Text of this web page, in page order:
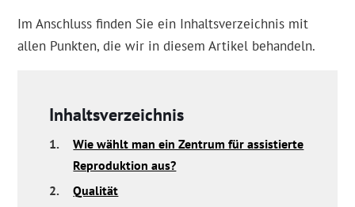
Im Anschluss finden Sie ein Inhaltsverzeichnis mit
allen Punkten, die wir in diesem Artikel behandeln.
Inhaltsverzeichnis
1.
Wie wählt man ein Zentrum für assistierte
Reproduktion aus?
2.
Qualität